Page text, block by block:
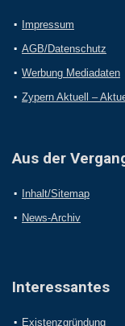
Impressum
AGB/Datenschutz
Werbung Mediadaten
Zypern Aktuell –
Aus der
Inhalt/Sitemap
News-Archiv
Interessantes
Existenzgründung